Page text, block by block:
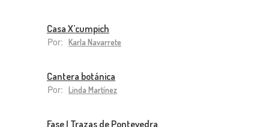
Casa X’cumpich
Por: Karla Navarrete
Cantera botánica
Por: Linda Martínez
Fase I Trazas de Pontevedra